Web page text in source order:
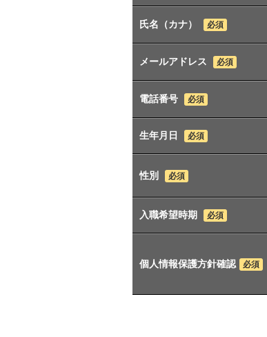
氏名（カナ） 必須
メールアドレス 必須
電話番号 必須
生年月日 必須
性別 必須
入職希望時期 必須
個人情報保護方針確認 必須